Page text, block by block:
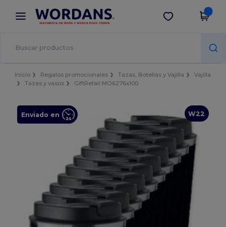
× App de Wordans
¡Mejores precios en app!
Descargar app
Inicio Regalos promocionales Tazas, Botellas y Vajilla
Vajilla
Tazas y vasos
GiftRetail MO6276x100
W22
Enviado en